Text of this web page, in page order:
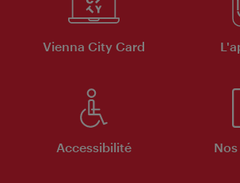
Vienna City Card
Accessibilité